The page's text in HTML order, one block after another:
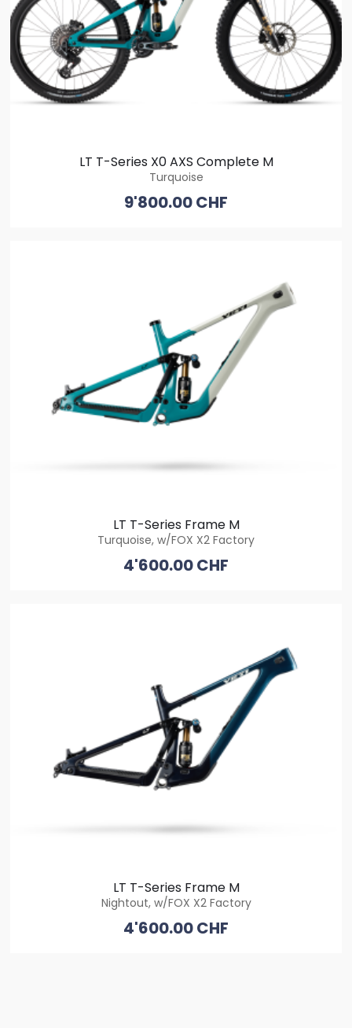
LT T-Series X0 AXS Complete M
Turquoise
9'800.00 CHF
LT T-Series Frame M
Turquoise, w/FOX X2 Factory
4'600.00 CHF
LT T-Series Frame M
Nightout, w/FOX X2 Factory
4'600.00 CHF